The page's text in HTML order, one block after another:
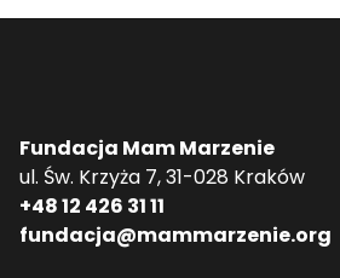
Fundacja Mam Marzenie
ul. Św. Krzyża 7, 31-028 Kraków
+48 12 426 31 11
fundacja@mammarzenie.org